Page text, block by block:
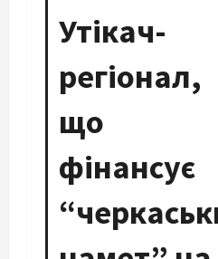
Утікач-
регіонал,
що
фінансує